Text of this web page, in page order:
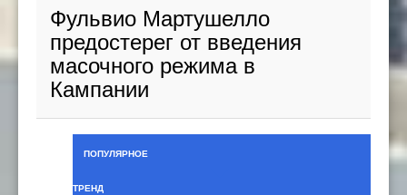
метки
Фульвио Мартушелло
предостерег от введения
масочного режима в
Кампании
ПОПУЛЯРНОЕ
ТРЕНД